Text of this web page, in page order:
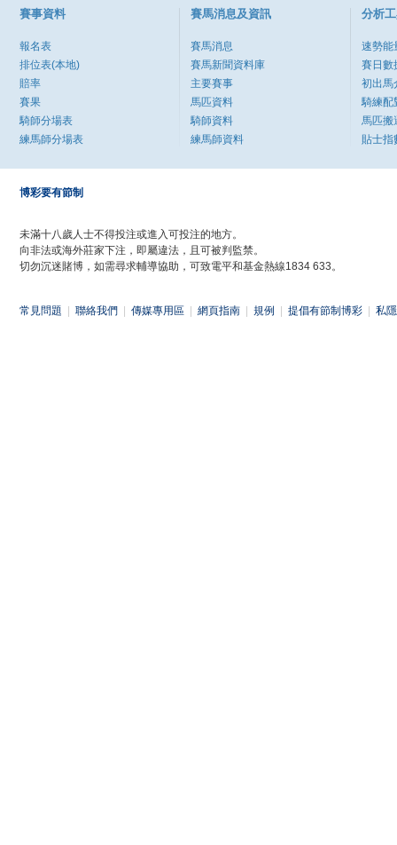
賽事資料
報名表
排位表(本地)
賠率
賽果
騎師分場表
練馬師分場表
賽馬消息及資訊
賽馬消息
賽馬新聞資料庫
主要賽事
馬匹資料
騎師資料
練馬師資料
分析
速勢能
賽日數
初出馬
騎練配
馬匹搬
貼士指
博彩要有節制
未滿十八歲人士不得投注或進入可投注的地方。
向非法或海外莊家下注，即屬違法，且可被判監禁。
切勿沉迷賭博，如需尋求輔導協助，可致電平和基金熱線1834 633。
常見問題 聯絡我們 傳媒專用區 網頁指南 規例 提倡有節制博彩 私